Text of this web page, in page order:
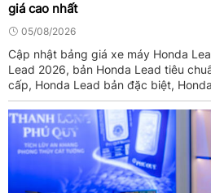
giá cao nhất
05/08/2026
Cập nhật bảng giá xe máy Honda
Lead 2026, bản Honda Lead tiêu
cấp, Honda Lead bản đặc biệt,